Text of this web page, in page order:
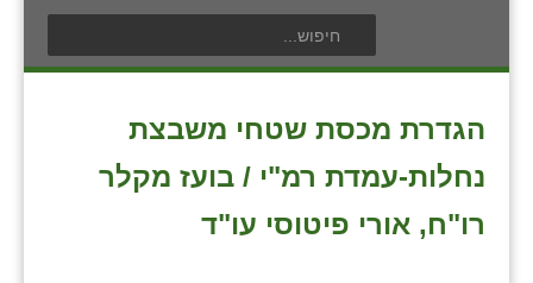
הגדרת מכסת שטחי משבצת
נחלות-עמדת רמ"י / בועז מקלר
רו"ח, אורי פיטוסי עו"ד
בעלי תפקיד בתנועה
חברי מזכירות האיחוד החקלאי
ועידות האיחוד החקלאי
אילניה
בית יצחק
ביתן אהרון
לוח אירועים
פרסום מודעה